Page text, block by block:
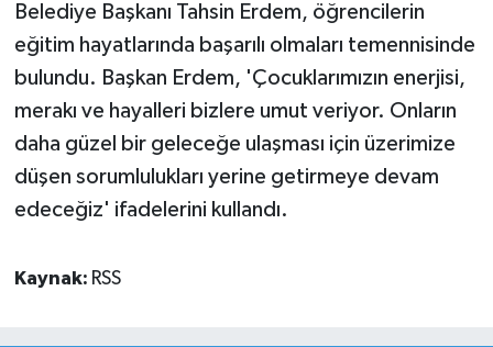
Belediye Başkanı Tahsin Erdem, öğrencilerin
eğitim hayatlarında başarılı olmaları temennisinde
bulundu. Başkan Erdem, 'Çocuklarımızın enerjisi,
merakı ve hayalleri bizlere umut veriyor. Onların
daha güzel bir geleceğe ulaşması için üzerimize
düşen sorumlulukları yerine getirmeye devam
edeceğiz' ifadelerini kullandı.
Kaynak: RSS